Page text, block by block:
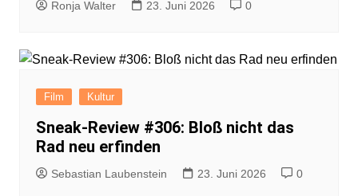
Ronja Walter 23. Juni 2026 0
Film Kultur
Sneak-Review #306: Bloß nicht das
Rad neu erfinden
Sebastian Laubenstein 23. Juni 2026 0